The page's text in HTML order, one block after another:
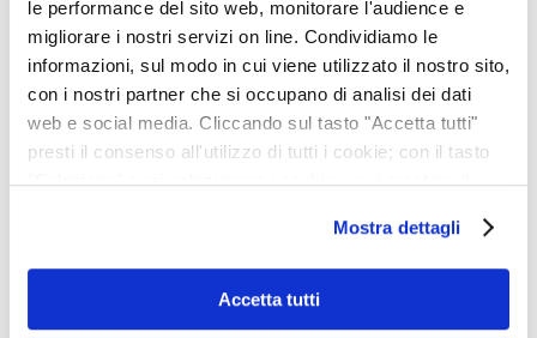
le performance del sito web, monitorare l'audience e
migliorare i nostri servizi on line. Condividiamo le
informazioni, sul modo in cui viene utilizzato il nostro sito,
con i nostri partner che si occupano di analisi dei dati
web e social media. Cliccando sul tasto "Accetta tutti"
presti il consenso all'utilizzo di tutti i cookie; con il tasto
"Seleziona" puoi selezionare i cookie a cui prestare il
destra puoi continuare la navigazione solo con l'utilizzo
dei cookie necessari. Per saperne di più ed
eventualmente modificare il tuo consenso, consulta
l'Informativa su
Mostra dettagli
Accetta tutti
Buone Feste...